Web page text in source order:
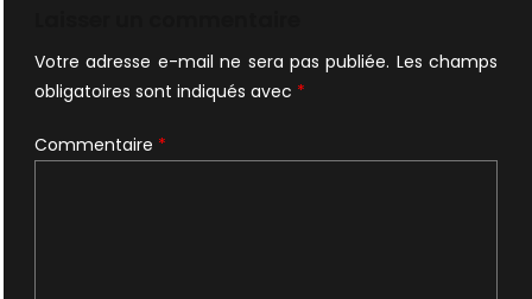
Votre adresse e-mail ne sera pas publiée. Les champs
obligatoires sont indiqués avec *
Commentaire *